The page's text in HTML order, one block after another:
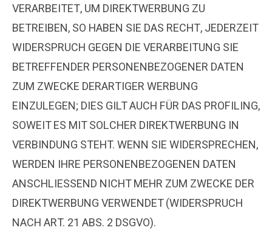
VERARBEITET, UM DIREKTWERBUNG ZU
BETREIBEN, SO HABEN SIE DAS RECHT, JEDERZEIT
WIDERSPRUCH GEGEN DIE VERARBEITUNG SIE
BETREFFENDER PERSONENBEZOGENER DATEN
ZUM ZWECKE DERARTIGER WERBUNG
EINZULEGEN; DIES GILT AUCH FÜR DAS PROFILING,
SOWEIT ES MIT SOLCHER DIREKTWERBUNG IN
VERBINDUNG STEHT. WENN SIE WIDERSPRECHEN,
WERDEN IHRE PERSONENBEZOGENEN DATEN
ANSCHLIESSEND NICHT MEHR ZUM ZWECKE DER
DIREKTWERBUNG VERWENDET (WIDERSPRUCH
NACH ART. 21 ABS. 2 DSGVO).